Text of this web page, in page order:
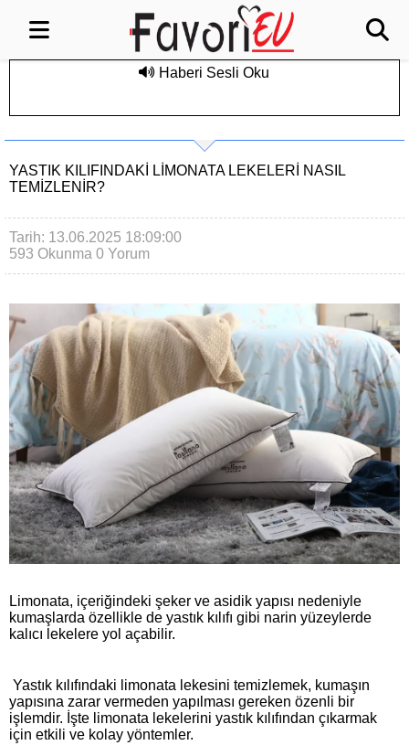
Haberi Sesli Oku
YASTIK KILIFINDAKI LIMONATA LEKELERI NASIL
TEMIZLENIR?
Tarih: 13.06.2025 18:09:00
593 Okunma 0 Yorum
Limonata, içeriğindeki şeker ve asidik yapısı nedeniyle
kumaşlarda özellikle de yastık kılıfı gibi narin yüzeylerde
kalıcı lekelere yol açabilir.
Yastık kılıfındaki limonata lekesini temizlemek, kumaşın
yapısına zarar vermeden yapılması gereken özenli bir
işlemdir. İşte limonata lekelerini yastık kılıfından çıkarmak
için etkili ve kolay yöntemler.